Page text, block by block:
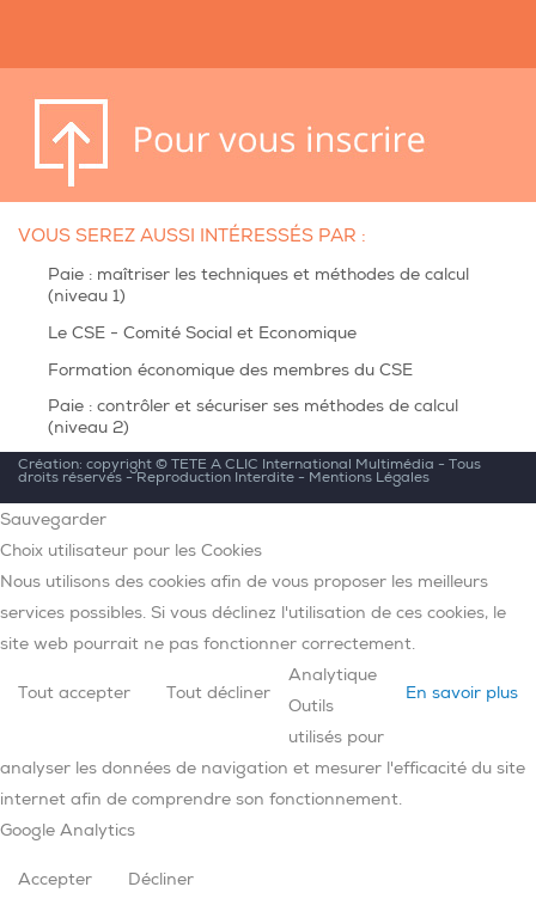
VOUS SEREZ AUSSI INTÉRESSÉS PAR :
Paie : maîtriser les techniques et méthodes de calcul
(niveau 1)
Le CSE - Comité Social et Economique
Formation économique des membres du CSE
Paie : contrôler et sécuriser ses méthodes de calcul
(niveau 2)
Création: copyright ©TETE A CLIC International Multimédia - Tous
droits réservés - Reproduction Interdite - Mentions Légales
Sauvegarder
Choix utilisateur pour les Cookies
Nous utilisons des cookies afin de vous proposer les meilleurs
services possibles. Si vous déclinez l'utilisation de ces cookies, le
site web pourrait ne pas fonctionner correctement.
Tout accepter Tout décliner En savoir plus
Analytique
Outils
utilisés pour
analyser les données de navigation et mesurer l'efficacité du site
internet afin de comprendre son fonctionnement.
Google Analytics
Accepter Décliner